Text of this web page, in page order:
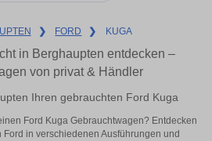
❯ FORD ❯ KUGA
in Berghaupten entdecken –
von privat & Händler
Ihren gebrauchten Ford Kuga
Ford Kuga Gebrauchtwagen? Entdecken
in verschiedenen Ausführungen und